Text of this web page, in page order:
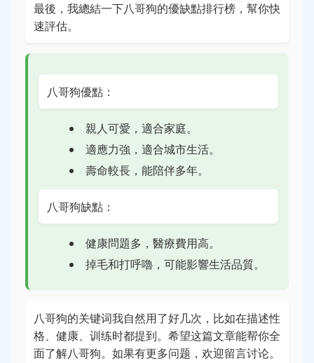
最後，我總結一下八哥狗的優缺點排行榜，幫你快
速評估。
八哥狗優點：
親人可愛，適合家庭。
適應力強，適合城市生活。
壽命較長，能陪伴多年。
八哥狗缺點：
健康問題多，醫療費用高。
掉毛和打呼嚕，可能影響生活品質。
八哥狗的关键词我自然用了好几次，比如在描述性
格、健康、训练时都提到。希望这篇文章能帮你全
面了解八哥狗。如果有更多问题，欢迎留言讨论。